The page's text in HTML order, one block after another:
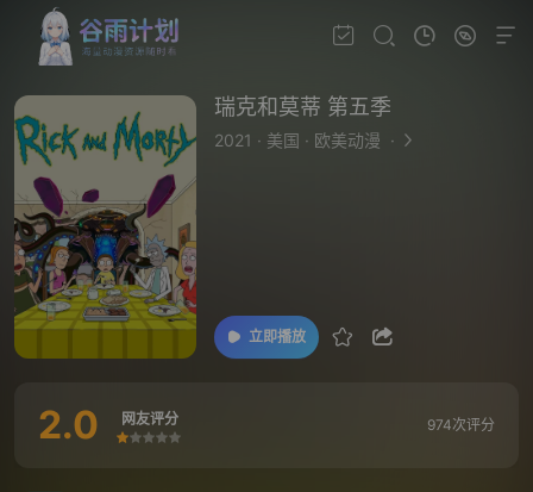
瑞克和莫蒂 第五季
2021 · 美国 · 欧美动漫 ·
立即播放
2.0 网友评分
很差较差还行
推荐
力荐
974次评分